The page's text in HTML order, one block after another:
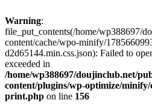
Warning:
file_put_contents(/home/wp388697/
content/cache/wpo-minify/
d2d65144.min.css.json): Failed to
exceeded in
/home/wp388697/doujinclub.net/
content/plugins/wp-optimize/
print.php on line 156